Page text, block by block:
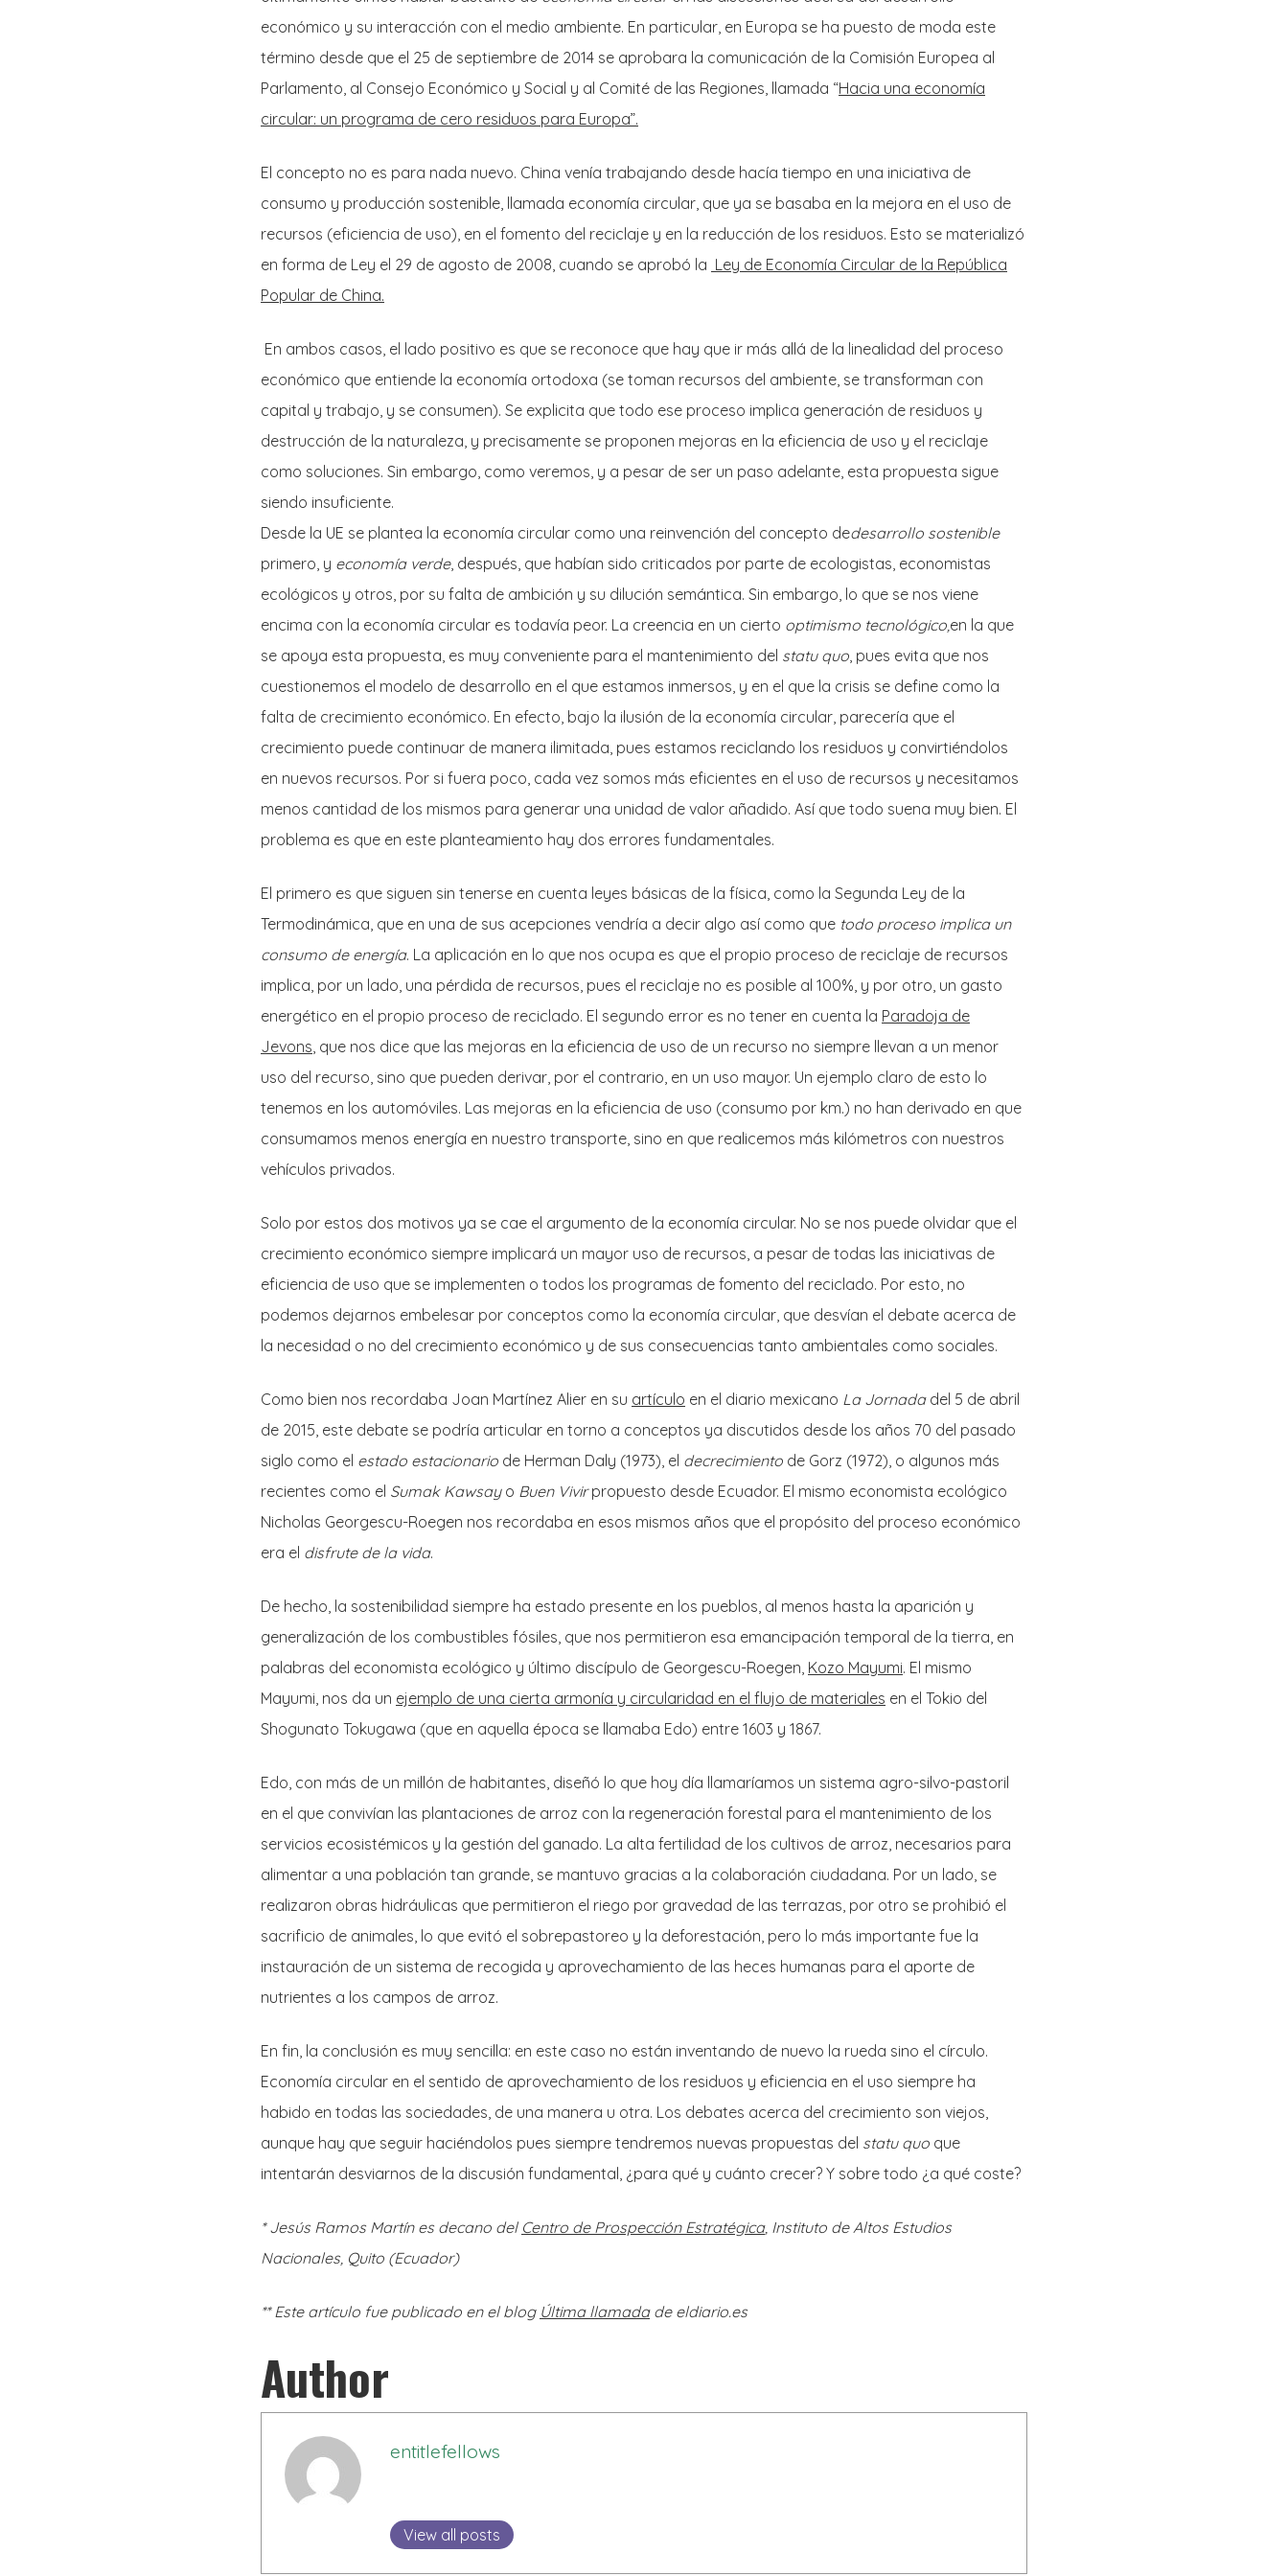
económico y su interacción con el medio ambiente. En particular, en Europa se ha puesto de moda este
término desde que el 25 de septiembre de 2014 se aprobara la comunicación de la Comisión Europea al
Parlamento, al Consejo Económico y Social y al Comité de las Regiones, llamada “Hacia una economía
circular: un programa de cero residuos para Europa”.
El concepto no es para nada nuevo. China venía trabajando desde hacía tiempo en una iniciativa de
consumo y producción sostenible, llamada economía circular, que ya se basaba en la mejora en el uso de
recursos (eficiencia de uso), en el fomento del reciclaje y en la reducción de los residuos. Esto se materializó
en forma de Ley el 29 de agosto de 2008, cuando se aprobó la Ley de Economía Circular de la República
Popular de China.
En ambos casos, el lado positivo es que se reconoce que hay que ir más allá de la linealidad del proceso
económico que entiende la economía ortodoxa (se toman recursos del ambiente, se transforman con
capital y trabajo, y se consumen). Se explicita que todo ese proceso implica generación de residuos y
destrucción de la naturaleza, y precisamente se proponen mejoras en la eficiencia de uso y el reciclaje
como soluciones. Sin embargo, como veremos, y a pesar de ser un paso adelante, esta propuesta sigue
siendo insuficiente.
Desde la UE se plantea la economía circular como una reinvención del concepto dedesarrollo sostenible
primero, y economía verde, después, que habían sido criticados por parte de ecologistas, economistas
ecológicos y otros, por su falta de ambición y su dilución semántica. Sin embargo, lo que se nos viene
encima con la economía circular es todavía peor. La creencia en un cierto optimismo tecnológico,en la que
se apoya esta propuesta, es muy conveniente para el mantenimiento del statu quo, pues evita que nos
cuestionemos el modelo de desarrollo en el que estamos inmersos, y en el que la crisis se define como la
falta de crecimiento económico. En efecto, bajo la ilusión de la economía circular, parecería que el
crecimiento puede continuar de manera ilimitada, pues estamos reciclando los residuos y convirtiéndolos
en nuevos recursos. Por si fuera poco, cada vez somos más eficientes en el uso de recursos y necesitamos
menos cantidad de los mismos para generar una unidad de valor añadido. Así que todo suena muy bien. El
problema es que en este planteamiento hay dos errores fundamentales.
El primero es que siguen sin tenerse en cuenta leyes básicas de la física, como la Segunda Ley de la
Termodinámica, que en una de sus acepciones vendría a decir algo así como que todo proceso implica un
consumo de energía. La aplicación en lo que nos ocupa es que el propio proceso de reciclaje de recursos
implica, por un lado, una pérdida de recursos, pues el reciclaje no es posible al 100%, y por otro, un gasto
energético en el propio proceso de reciclado. El segundo error es no tener en cuenta la Paradoja de
Jevons, que nos dice que las mejoras en la eficiencia de uso de un recurso no siempre llevan a un menor
uso del recurso, sino que pueden derivar, por el contrario, en un uso mayor. Un ejemplo claro de esto lo
tenemos en los automóviles. Las mejoras en la eficiencia de uso (consumo por km.) no han derivado en que
consumamos menos energía en nuestro transporte, sino en que realicemos más kilómetros con nuestros
vehículos privados.
Solo por estos dos motivos ya se cae el argumento de la economía circular. No se nos puede olvidar que el
crecimiento económico siempre implicará un mayor uso de recursos, a pesar de todas las iniciativas de
eficiencia de uso que se implementen o todos los programas de fomento del reciclado. Por esto, no
podemos dejarnos embelesar por conceptos como la economía circular, que desvían el debate acerca de
la necesidad o no del crecimiento económico y de sus consecuencias tanto ambientales como sociales.
Como bien nos recordaba Joan Martínez Alier en su artículo en el diario mexicano La Jornadadel 5 de abril
de 2015, este debate se podría articular en torno a conceptos ya discutidos desde los años 70 del pasado
siglo como el estado estacionario de Herman Daly (1973), el decrecimiento de Gorz (1972), o algunos más
recientes como el Sumak Kawsayo Buen Vivirpropuesto desde Ecuador. El mismo economista ecológico
Nicholas Georgescu-Roegen nos recordaba en esos mismos años que el propósito del proceso económico
era el disfrute de la vida.
De hecho, la sostenibilidad siempre ha estado presente en los pueblos, al menos hasta la aparición y
generalización de los combustibles fósiles, que nos permitieron esa emancipación temporal de la tierra, en
palabras del economista ecológico y último discípulo de Georgescu-Roegen, Kozo Mayumi. El mismo
Mayumi, nos da un ejemplo de una cierta armonía y circularidad en el flujo de materiales en el Tokio del
Shogunato Tokugawa (que en aquella época se llamaba Edo) entre 1603 y 1867.
Edo, con más de un millón de habitantes, diseñó lo que hoy día llamaríamos un sistema agro-silvo-pastoril
en el que convivían las plantaciones de arroz con la regeneración forestal para el mantenimiento de los
servicios ecosistémicos y la gestión del ganado. La alta fertilidad de los cultivos de arroz, necesarios para
alimentar a una población tan grande, se mantuvo gracias a la colaboración ciudadana. Por un lado, se
realizaron obras hidráulicas que permitieron el riego por gravedad de las terrazas, por otro se prohibió el
sacrificio de animales, lo que evitó el sobrepastoreo y la deforestación, pero lo más importante fue la
instauración de un sistema de recogida y aprovechamiento de las heces humanas para el aporte de
nutrientes a los campos de arroz.
En fin, la conclusión es muy sencilla: en este caso no están inventando de nuevo la rueda sino el círculo.
Economía circular en el sentido de aprovechamiento de los residuos y eficiencia en el uso siempre ha
habido en todas las sociedades, de una manera u otra. Los debates acerca del crecimiento son viejos,
aunque hay que seguir haciéndolos pues siempre tendremos nuevas propuestas del statu quo que
intentarán desviarnos de la discusión fundamental, ¿para qué y cuánto crecer? Y sobre todo ¿a qué coste?
* Jesús Ramos Martín es decano del Centro de Prospección Estratégica, Instituto de Altos Estudios
Nacionales, Quito (Ecuador)
** Este artículo fue publicado en el blog Última llamadade eldiario.es
Author
entitlefellows
View all posts